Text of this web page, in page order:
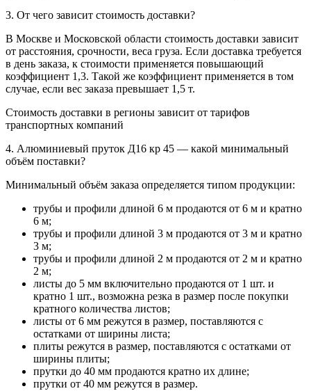
3. От чего зависит стоимость доставки?
В Москве и Московской области стоимость доставки зависит
от расстояния, срочности, веса груза. Если доставка требуется
в день заказа, к стоимости применяется повышающий
коэффициент 1,3. Такой же коэффициент применяется в том
случае, если вес заказа превышает 1,5 т.
Стоимость доставки в регионы зависит от тарифов
транспортных компаний
4. Алюминиевый пруток Д16 кр 45 — какой минимальный
объём поставки?
Минимальный объём заказа определяется типом продукции:
трубы и профили длиной 6 м продаются от 6 м и кратно
6 м;
трубы и профили длиной 3 м продаются от 3 м и кратно
3 м;
трубы и профили длиной 2 м продаются от 2 м и кратно
2 м;
листы до 5 мм включительно продаются от 1 шт. и
кратно 1 шт., возможна резка в размер после покупки
кратного количества листов;
листы от 6 мм режутся в размер, поставляются с
остатками от ширины листа;
плиты режутся в размер, поставляются с остатками от
ширины плиты;
прутки до 40 мм продаются кратно их длине;
прутки от 40 мм режутся в размер.